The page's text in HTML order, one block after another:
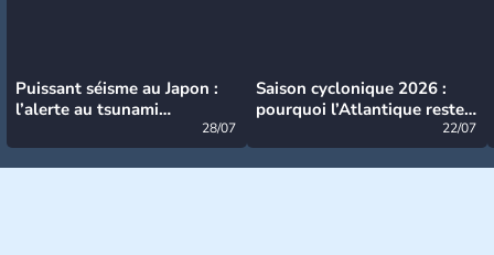
Puissant séisme au Japon :
l’alerte au tsunami
28/07
Saison cyclonique 2026 :
pourquoi l’Atlantique reste
22/07